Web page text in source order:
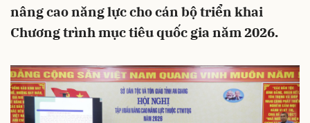
nâng cao năng lực cho cán bộ triển khai
Chương trình mục tiêu quốc gia năm 2026.